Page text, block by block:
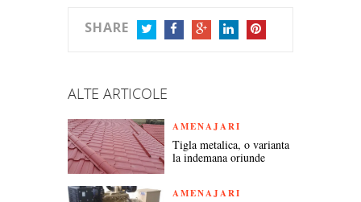
SHARE
ALTE ARTICOLE
AMENAJARI
Tigla metalica, o varianta
la indemana oriunde
AMENAJARI